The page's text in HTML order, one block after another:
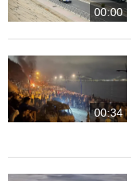
00:00
00:34